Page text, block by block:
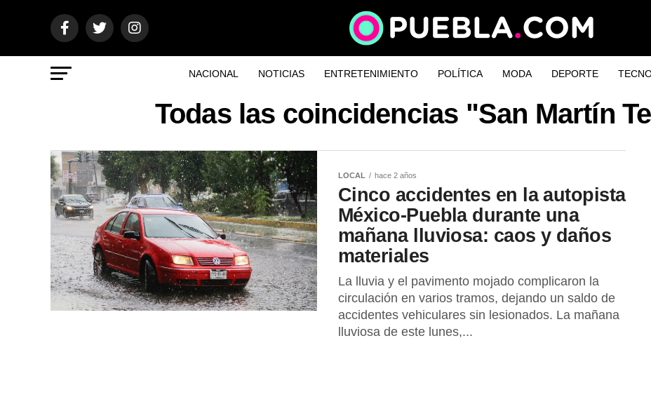
NACIONAL NOTICIAS ENTRETENIMIENTO POLÍTICA MODA DEPORTE
Todas las coincidencias "San Martín
LOCAL hace 2 años
Cinco accidentes en la autopista
México-Puebla durante una
mañana lluviosa: caos y daños
materiales
La lluvia y el pavimento mojado complicaron la
circulación en varios tramos, dejando un saldo de
accidentes vehiculares sin lesionados. La mañana
lluviosa de este lunes,...